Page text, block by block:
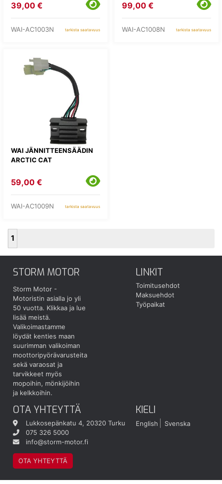
39,00 €
WAI-AC1003N tarkista saatavuus
99,00 €
WAI-AC1008N tarkista saatavuus
WAI JÄNNITTEENSÄÄDIN
ARCTIC CAT
59,00 €
WAI-AC1009N tarkista saatavuus
1
STORM MOTOR
Storm Motor -
Motoristin asialla jo yli
50 vuotta. Klikkaa ja lue
lisää meistä.
Valikoimastamme
löydät kenties maan
suurimman valikoiman
moottoripyörävarusteita
sekä varaosat ja
tarvikkeet myös
mopoihin, mönkijöihin
ja kelkkoihin.
LINKIT
Toimitusehdot
Maksuehdot
Työpaikat
OTA YHTEYTTÄ
Lukkosepänkatu 4, 20320 Turku
075 326 5000
info@storm-motor.fi
OTA YHTEYTTÄ
KIELI
English Svenska